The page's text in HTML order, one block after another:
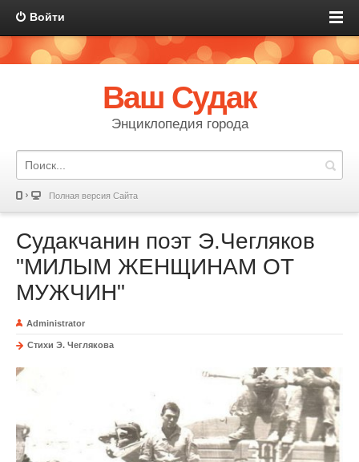
Войти
Ваш Судак
Энциклопедия города
Полная версия Сайта
Судакчанин поэт Э.Чегляков
"МИЛЫМ ЖЕНЩИНАМ ОТ
МУЖЧИН"
Administrator
Стихи Э. Чеглякова